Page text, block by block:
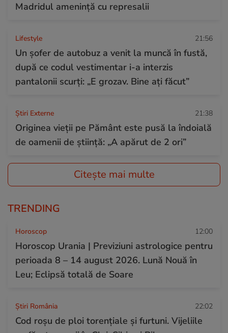
Madridul amenință cu represalii
Lifestyle 21:56
Un șofer de autobuz a venit la muncă în fustă,
după ce codul vestimentar i-a interzis
pantalonii scurți: „E grozav. Bine ați făcut”
Știri Externe 21:38
Originea vieții pe Pământ este pusă la îndoială
de oamenii de știință: „A apărut de 2 ori”
Citește mai multe
TRENDING
Horoscop 12:00
Horoscop Urania | Previziuni astrologice pentru
perioada 8 – 14 august 2026. Lună Nouă în
Leu; Eclipsă totală de Soare
Știri România 22:02
Cod roșu de ploi torențiale și furtuni. Vijeliile